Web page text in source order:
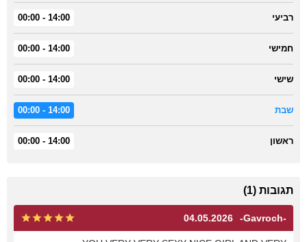
רביעי 14:00 - 00:00
חמישי 14:00 - 00:00
שישי 14:00 - 00:00
שבת 14:00 - 00:00
ראשון 14:00 - 00:00
תגובות (1)
-Gavroch-
04.05.2026